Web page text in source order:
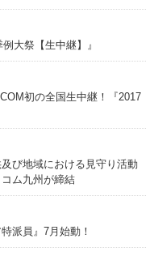
大祭【生中継】』
初の全国生中継！『2017
び地域における見守り活動
ム九州が締結
派員』7月始動！